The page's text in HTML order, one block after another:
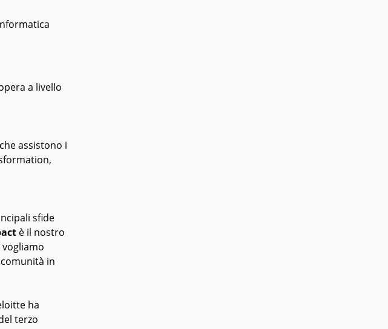
a livello
assistono i
sfide
è il nostro
in
ha
terzo